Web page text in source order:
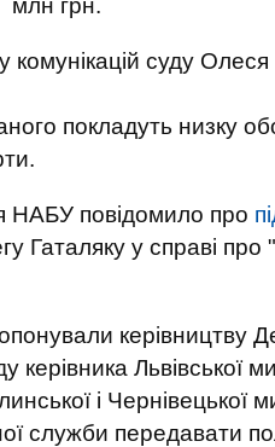
млн грн.
комунікацій суду
покладуть низку
НАБУ повідомило про
Гаталяку у справі
Львівської
і Чернівецької
служби передавати